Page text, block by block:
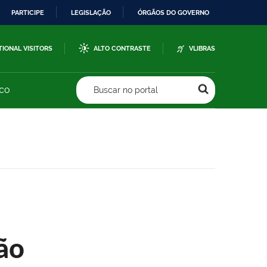
PARTICIPE LEGISLAÇÃO ÓRGÃOS DO GOVERNO
VISITORS ALTO CONTRASTE VLIBRAS
Buscar no portal